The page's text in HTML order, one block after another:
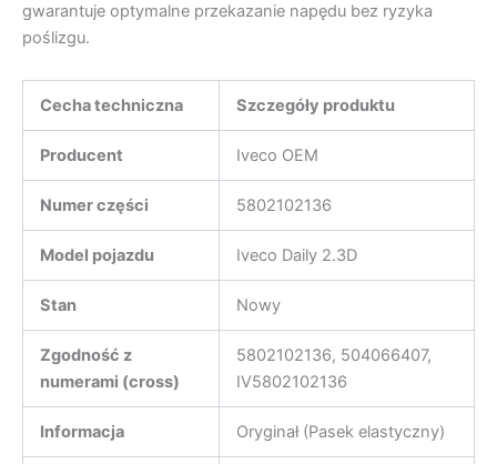
gwarantuje optymalne przekazanie napędu bez ryzyka
poślizgu.
Cecha techniczna Szczegóły produktu
Producent Iveco OEM
Numer części 5802102136
Model pojazdu Iveco Daily 2.3D
Stan Nowy
Zgodność z
numerami (cross)
5802102136, 504066407,
IV5802102136
Informacja Oryginał (Pasek elastyczny)